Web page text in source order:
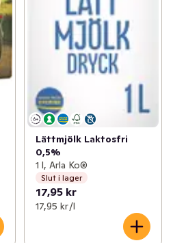
Lättmjölk Laktosfri
0,5%
1 l, Arla Ko®
Slut i lager
17,95 kr
17,95 kr /l